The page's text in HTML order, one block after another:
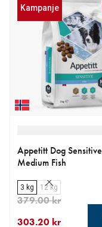
Kampanje
Appetitt Dog Sensitive
Medium Fish
3 kg 12 kg
303.20 kr
379.00 kr